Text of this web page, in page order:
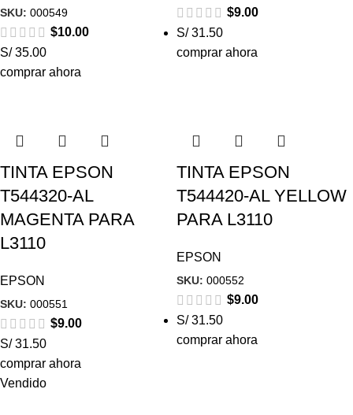
SKU: 000549
$10.00
S/ 35.00
comprar ahora
$9.00
S/ 31.50
comprar ahora
TINTA EPSON
T544320-AL
MAGENTA PARA
L3110
EPSON
SKU: 000551
$9.00
S/ 31.50
comprar ahora
TINTA EPSON
T544420-AL YELLOW
PARA L3110
EPSON
SKU: 000552
$9.00
S/ 31.50
comprar ahora
Vendido